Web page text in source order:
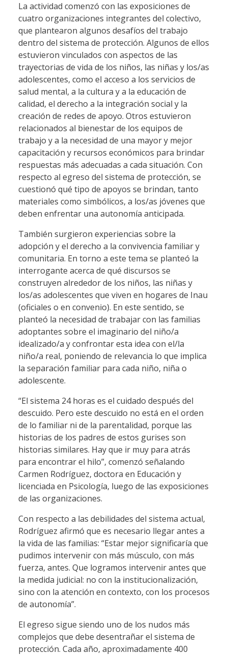
La actividad comenzó con las exposiciones de
cuatro organizaciones integrantes del colectivo,
que plantearon algunos desafíos del trabajo
dentro del sistema de protección. Algunos de ellos
estuvieron vinculados con aspectos de las
trayectorias de vida de los niños, las niñas y los/as
adolescentes, como el acceso a los servicios de
salud mental, a la cultura y a la educación de
calidad, el derecho a la integración social y la
creación de redes de apoyo. Otros estuvieron
relacionados al bienestar de los equipos de
trabajo y a la necesidad de una mayor y mejor
capacitación y recursos económicos para brindar
respuestas más adecuadas a cada situación. Con
respecto al egreso del sistema de protección, se
cuestionó qué tipo de apoyos se brindan, tanto
materiales como simbólicos, a los/as jóvenes que
deben enfrentar una autonomía anticipada.
También surgieron experiencias sobre la
adopción y el derecho a la convivencia familiar y
comunitaria. En torno a este tema se planteó la
interrogante acerca de qué discursos se
construyen alrededor de los niños, las niñas y
los/as adolescentes que viven en hogares de Inau
(oficiales o en convenio). En este sentido, se
planteó la necesidad de trabajar con las familias
adoptantes sobre el imaginario del niño/a
idealizado/a y confrontar esta idea con el/la
niño/a real, poniendo de relevancia lo que implica
la separación familiar para cada niño, niña o
adolescente.
“El sistema 24 horas es el cuidado después del
descuido. Pero este descuido no está en el orden
de lo familiar ni de la parentalidad, porque las
historias de los padres de estos gurises son
historias similares. Hay que ir muy para atrás
para encontrar el hilo”, comenzó señalando
Carmen Rodríguez, doctora en Educación y
licenciada en Psicología, luego de las exposiciones
de las organizaciones.
Con respecto a las debilidades del sistema actual,
Rodríguez afirmó que es necesario llegar antes a
la vida de las familias: “Estar mejor significaría que
pudimos intervenir con más músculo, con más
fuerza, antes. Que logramos intervenir antes que
la medida judicial: no con la institucionalización,
sino con la atención en contexto, con los procesos
de autonomía”.
El egreso sigue siendo uno de los nudos más
complejos que debe desentrañar el sistema de
protección. Cada año, aproximadamente 400